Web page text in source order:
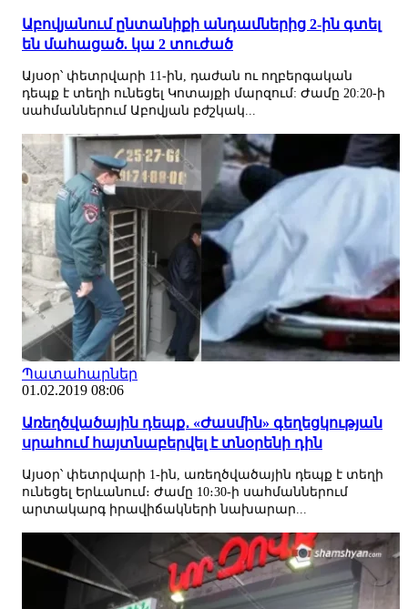
Աբովյանում ընտանիքի անդամներից 2-ին գտել
են մահացած. կա 2 տուժած
Այսօր՝ փետրվարի 11-ին, դաժան ու ողբերգական
դեպք է տեղի ունեցել Կոտայքի մարզում: Ժամը 20:20-ի
սահմաններում Աբովյան բժշկակ...
Պատահարներ
01.02.2019 08:06
Առեղծվածային դեպք․ «Ժասմին» գեղեցկության
սրահում հայտնաբերվել է տնօրենի դին
Այսօր՝ փետրվարի 1-ին, առեղծվածային դեպք է տեղի
ունեցել Երևանում։ Ժամը 10։30-ի սահմաններում
արտակարգ իրավիճակների նախարար...